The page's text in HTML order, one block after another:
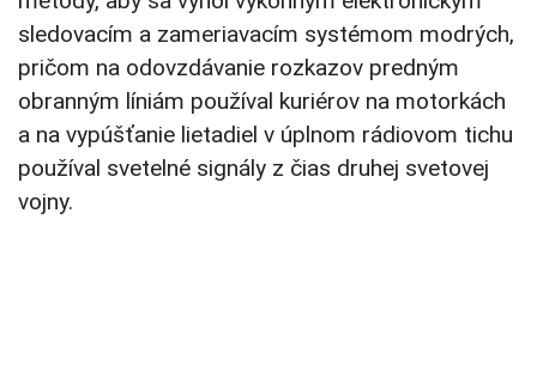
sledovacím a zameriavacím systémom modrých,
pričom na odovzdávanie rozkazov predným
obranným líniám používal kuriérov na motorkách
a na vypúšťanie lietadiel v úplnom rádiovom tichu
používal svetelné signály z čias druhej svetovej
vojny.